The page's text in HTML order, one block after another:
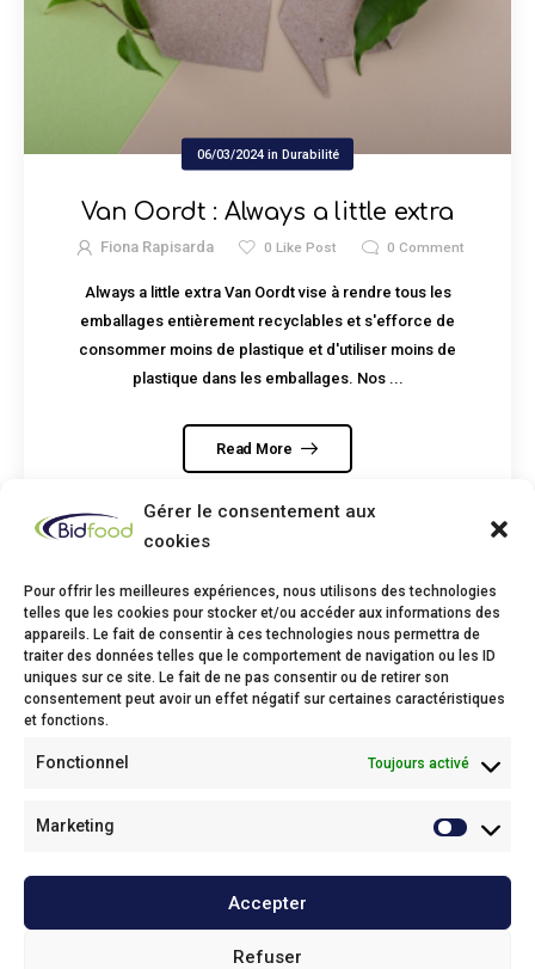
Gérer le consentement aux
cookies
Pour offrir les meilleures expériences, nous utilisons des technologies
telles que les cookies pour stocker et/ou accéder aux informations des
appareils. Le fait de consentir à ces technologies nous permettra de
traiter des données telles que le comportement de navigation ou les ID
uniques sur ce site. Le fait de ne pas consentir ou de retirer son
consentement peut avoir un effet négatif sur certaines caractéristiques
et fonctions.
Fonctionnel Toujours activé
Marketing
Accepter
Refuser
06/03/2024in Durabilité
Van Oordt : Always a little extra
Fiona Rapisarda 0 Like Post 0 Comment
Always a little extra Van Oordt vise à rendre tous les
emballages entièrement recyclables et s'efforce de
consommer moins de plastique et d'utiliser moins de
plastique dans les emballages. Nos ...
Read More
Bidfood Thuin
Avenue Deli XL, 1
Phone: +32(0)71/25 68 11
Email:info@bidfood.be
Onze policies / Nos politiques